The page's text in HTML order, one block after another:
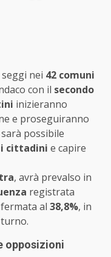
seggi nei 42 comuni
con il secondo
inizieranno
e proseguiranno
possibile
cittadini e capire
, avrà prevalso in
registrata
al 38,8%, in
opposizioni